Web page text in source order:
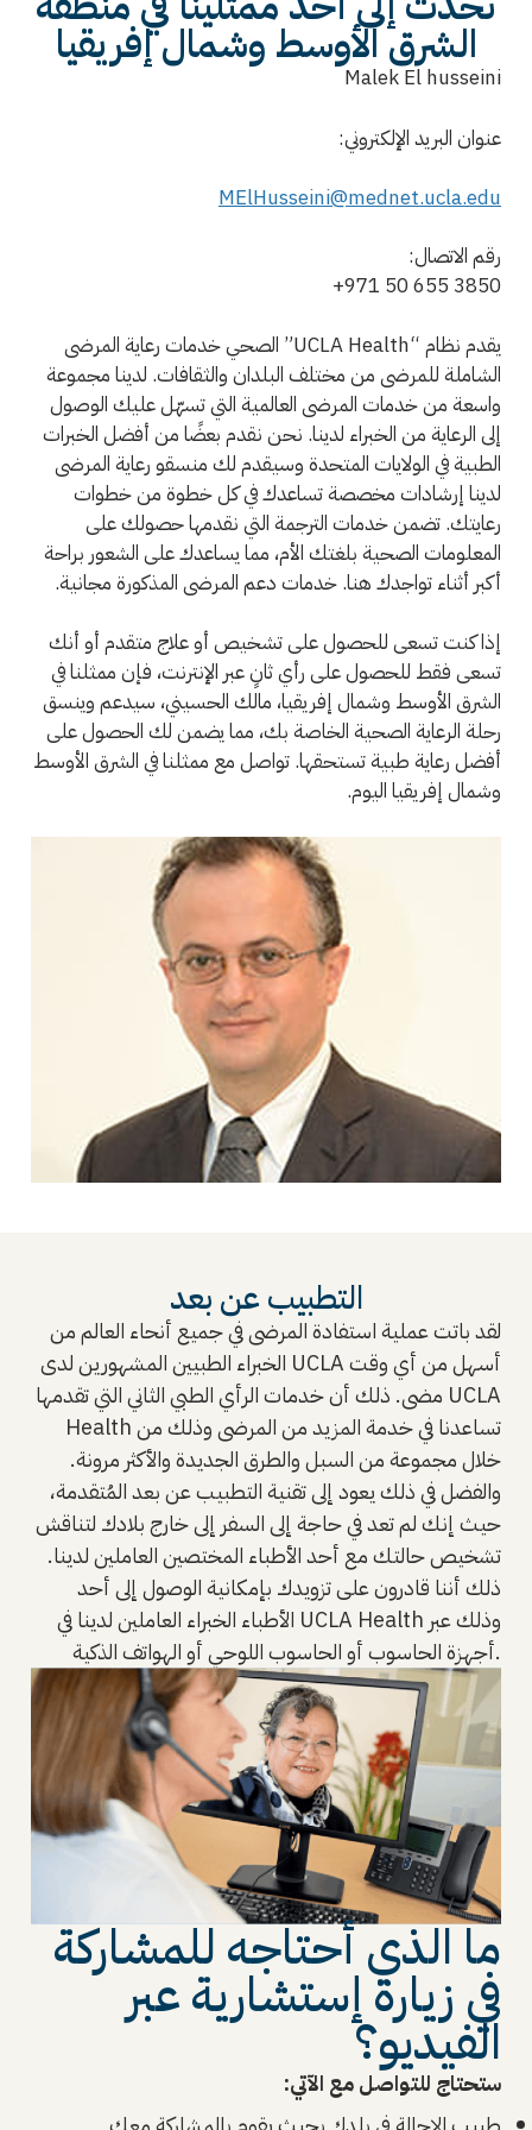
الشرق الأوسط وشمال إفريقيا
Malek El husseini
عنوان البريد الإلكتروني:
MElHusseini@mednet.ucla.edu
رقم الاتصال:
+971 50 655 3850
يقدم نظام “UCLA Health” الصحي خدمات رعاية المرضى
الشاملة للمرضى من مختلف البلدان والثقافات. لدينا مجموعة
واسعة من خدمات المرضى العالمية التي تسهّل عليك الوصول
إلى الرعاية من الخبراء لدينا. نحن نقدم بعضًا من أفضل الخبرات
الطبية في الولايات المتحدة وسيقدم لك منسقو رعاية المرضى
لدينا إرشادات مخصصة تساعدك في كل خطوة من خطوات
رعايتك. تضمن خدمات الترجمة التي نقدمها حصولك على
المعلومات الصحية بلغتك الأم، مما يساعدك على الشعور براحة
أكبر أثناء تواجدك هنا. خدمات دعم المرضى المذكورة مجانية.
إذا كنت تسعى للحصول على تشخيص أو علاج متقدم أو أنك
تسعى فقط للحصول على رأي ثانٍ عبر الإنترنت، فإن ممثلنا في
الشرق الأوسط وشمال إفريقيا، مالك الحسيني، سيدعم وينسق
رحلة الرعاية الصحية الخاصة بك، مما يضمن لك الحصول على
أفضل رعاية طبية تستحقها. تواصل مع ممثلنا في الشرق الأوسط
وشمال إفريقيا اليوم.
التطبيب عن بعد
لقد باتت عملية استفادة المرضى في جميع أنحاء العالم من
الخبراء الطبيين المشهورين لدى UCLA أسهل من أي وقت
مضى. ذلك أن خدمات الرأي الطبي الثاني التي تقدمها UCLA
Health تساعدنا في خدمة المزيد من المرضى وذلك من
خلال مجموعة من السبل والطرق الجديدة والأكثر مرونة.
والفضل في ذلك يعود إلى تقنية التطبيب عن بعد المُتقدمة،
حيث إنك لم تعد في حاجة إلى السفر إلى خارج بلادك لتناقش
تشخيص حالتك مع أحد الأطباء المختصين العاملين لدينا.
ذلك أننا قادرون على تزويدك بإمكانية الوصول إلى أحد
الأطباء الخبراء العاملين لدينا في UCLA Health وذلك عبر
أجهزة الحاسوب أو الحاسوب اللوحي أو الهواتف الذكية.
ما الذي أحتاجه للمشاركة
في زيارة إستشارية عبر
الفيديو؟
ستحتاج للتواصل مع الآتي: